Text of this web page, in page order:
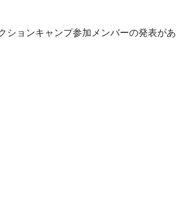
ョンキャンプ参加メンバーの発表があ